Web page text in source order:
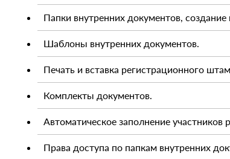
Папки внутренних документов,
Шаблоны внутренних документов.
Печать и вставка регистрационного
Комплекты документов.
Автоматическое заполнение участников
Права доступа по папкам внутренних